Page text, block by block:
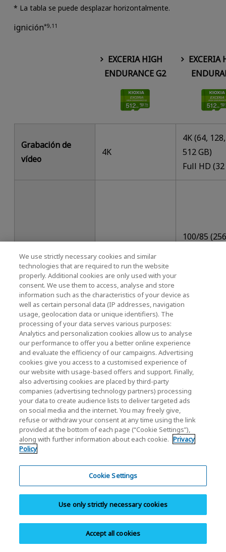
* La tabla se puede desplazar horizontalmente.
ignición*9,11
EXCERIA HIGH
ENDURANCE G2
EXCERIA
Grabación de
vídeo
4K
4K (64,
512 GB)
Full HD (32
lectura/escritura
*1(MB/s)
100/50
100/85
100/30 (32
Capacidad *2
32, 64, 128, 256,
512 GB
32, 64,
512 GB
Interfaz SD UHS-I UHS-I
Clase de
velocidad SD
C10 C10
velocidad UHS*3 U3
512 GB)
velocidad de
V30
512 GB)
We use strictly necessary cookies and similar
technologies that are required to run the website
properly. Additional cookies are only used with your
consent. We use them to access, analyse and store
information such as the characteristics of your device as
well as certain personal data (IP addresses, navigation
usage, geolocation data or unique identifiers). The
processing of your data serves various purposes:
Analytics and personalization cookies allow us to analyse
our performance to offer you a better online experience
and evaluate the efficiency of our campaigns. Advertising
cookies give you access to a customised experience of
our website with usage-based offers and support. Finally,
also advertising cookies are placed by third-party
companies (advertising technology partners) processing
your data to create audience lists to deliver targeted ads
on social media and the internet. You may freely give,
refuse or withdraw your consent at any time using the link
provided at the bottom of each page (“Cookie Settings”),
along with further information about each cookie. Privacy
Policy
Cookie Settings
Use only strictly necessary cookies
Accept all cookies